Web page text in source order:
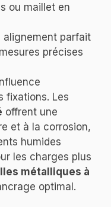
ou maillet en
alignement parfait
précises
fixations. Les
offrent une
et à la corrosion,
humides
les charges plus
métalliques à
optimal.